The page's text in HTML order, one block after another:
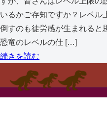
いるかご存知ですか？レベル
倒すのも徒労感が生まれると
恐竜のレベルの仕 […]
続きを読む